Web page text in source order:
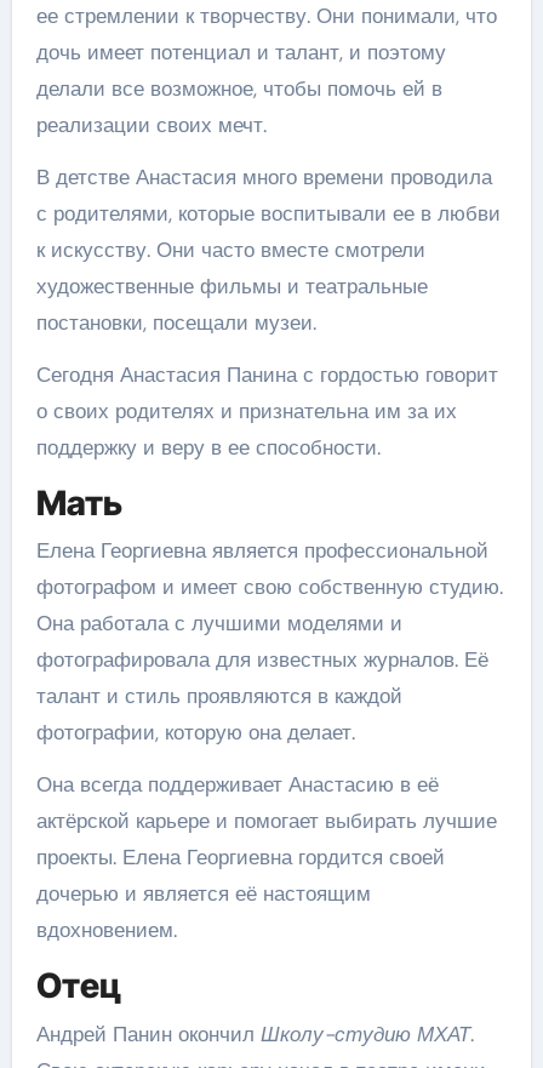
ее стремлении к творчеству. Они понимали, что
дочь имеет потенциал и талант, и поэтому
делали все возможное, чтобы помочь ей в
реализации своих мечт.
В детстве Анастасия много времени проводила
с родителями, которые воспитывали ее в любви
к искусству. Они часто вместе смотрели
художественные фильмы и театральные
постановки, посещали музеи.
Сегодня Анастасия Панина с гордостью говорит
о своих родителях и признательна им за их
поддержку и веру в ее способности.
Мать
Елена Георгиевна является профессиональной
фотографом и имеет свою собственную студию.
Она работала с лучшими моделями и
фотографировала для известных журналов. Её
талант и стиль проявляются в каждой
фотографии, которую она делает.
Она всегда поддерживает Анастасию в её
актёрской карьере и помогает выбирать лучшие
проекты. Елена Георгиевна гордится своей
дочерью и является её настоящим
вдохновением.
Отец
Андрей Панин окончил Школу-студию МХАТ.